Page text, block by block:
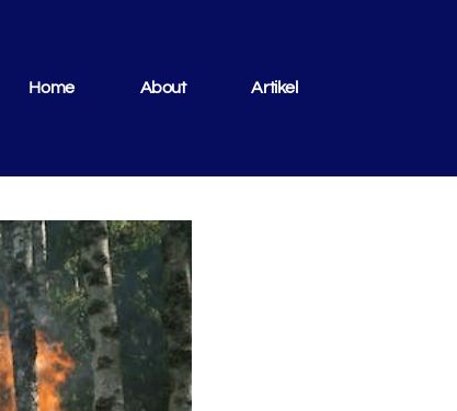
Home About Artikel